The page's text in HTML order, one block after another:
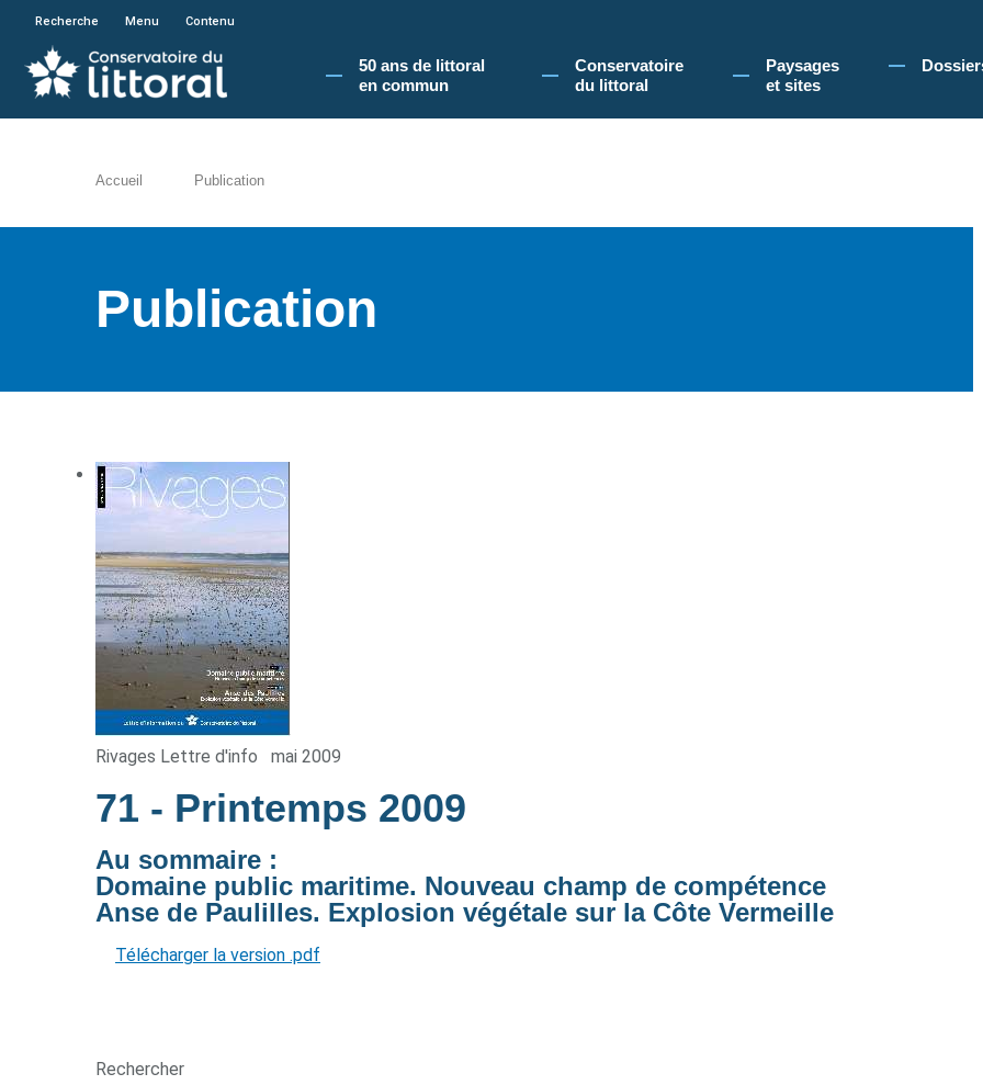
En poursuivant votre navigation sur le site du Conservatoire du littoral, vous acceptez l'utilisation de cookies pour vous
Recherche Menu Contenu
50 ans de littoral
en commun​
Conservatoire
du littoral
Paysages
et sites
Accueil Publication
Publication
Rivages Lettre d'info mai 2009
71 - Printemps 2009
Au sommaire :
Domaine public maritime. Nouveau champ de compétence
Anse de Paulilles. Explosion végétale sur la Côte Vermeille
Télécharger la version .pdf
Rechercher